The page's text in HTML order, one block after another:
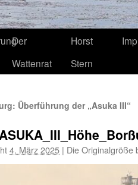
Der
Wattenrat
Horst
Stern
Überführung der „Asuka III“
4. März 2025 | Die Originalgröße